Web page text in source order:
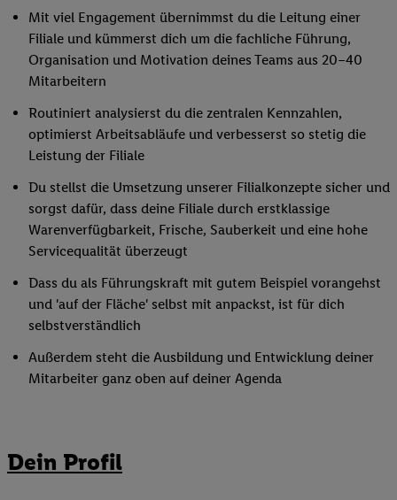
Mit viel Engagement übernimmst du die Leitung einer
Filiale und kümmerst dich um die fachliche Führung,
Organisation und Motivation deines Teams aus 20–40
Mitarbeitern
Routiniert analysierst du die zentralen Kennzahlen,
optimierst Arbeitsabläufe und verbesserst so stetig die
Leistung der Filiale
Du stellst die Umsetzung unserer Filialkonzepte sicher und
sorgst dafür, dass deine Filiale durch erstklassige
Warenverfügbarkeit, Frische, Sauberkeit und eine hohe
Servicequalität überzeugt
Dass du als Führungskraft mit gutem Beispiel vorangehst
und 'auf der Fläche' selbst mit anpackst, ist für dich
selbstverständlich
Außerdem steht die Ausbildung und Entwicklung deiner
Mitarbeiter ganz oben auf deiner Agenda
Dein Profil